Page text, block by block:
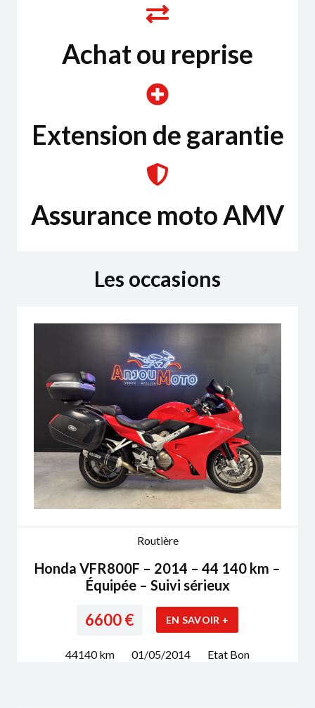
Achat ou reprise
Extension de garantie
Assurance moto AMV
Les occasions
Routière
Honda VFR800F – 2014 – 44 140 km –
Équipée – Suivi sérieux
6600€ EN SAVOIR +
44140km 01/05/2014 Etat Bon